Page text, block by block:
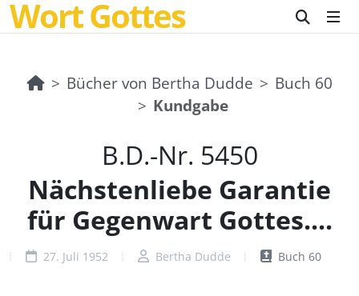
Wort Gottes
Bücher von Bertha Dudde
Buch 60
Kundgabe
B.D.-Nr. 5450
Nächstenliebe Garantie
für Gegenwart Gottes....
27. Juli 1952 Bertha Dudde Buch 60